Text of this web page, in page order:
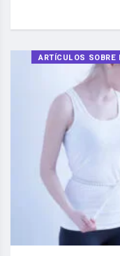
ARTÍCULOS SOBRE